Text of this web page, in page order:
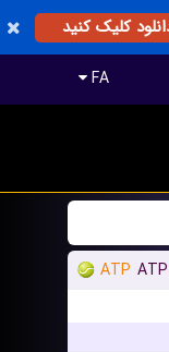
کلیک کنید
FA
ATP